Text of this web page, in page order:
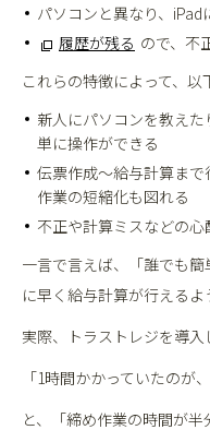
パソコンと異なり、
履歴が残る ので、不
これらの特徴によって、以
新人にパソコンを教え
単に操作ができる
伝票作成～給与計算ま
作業の短縮化も図れる
不正や計算ミスなどの
一言で言えば、「誰でも
に早く給与計算が行えるよ
実際、トラストレジを導入
「1時間かかっていたのが
と、「締め作業の時間が